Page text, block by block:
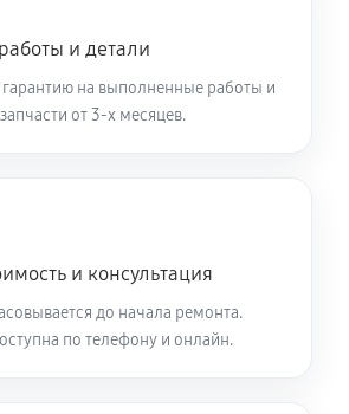
и детали
на выполненные работы и
от 3-х месяцев.
и консультация
до начала ремонта.
по телефону и онлайн.